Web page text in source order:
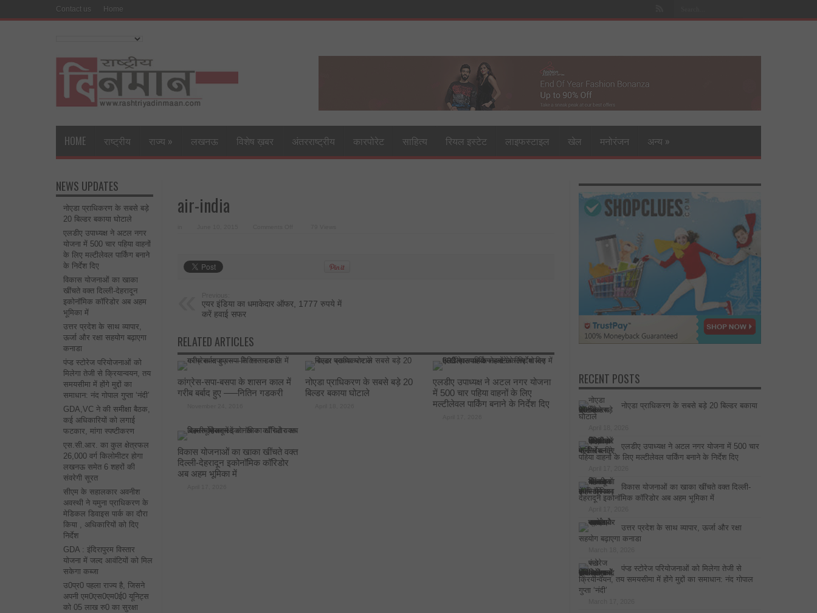
Contact us Home
HOME राष्ट्रीय राज्य » लखनऊ विशेष ख़बर अंतरराष्ट्रीय कारपोरेट साहित्य रियल इस्टेट लाइफस्टाइल खेल मनोरंजन अन्य »
air-india
एयर इंडिया का धमाकेदार ऑफर, 1777 रुपये में
करें हवाई सफर
RELATED ARTICLES
कांग्रेस-सपा-बसपा के शासन काल में
गरीब बर्बाद हुए —–नितिन गडकरी
नोएडा प्राधिकरण के सबसे बड़े 20
बिल्डर बकाया घोटाले
एलडीए उपाध्यक्ष ने अटल नगर योजना
में 500 चार पहिया वाहनों के लिए
मल्टीलेवल पार्किंग बनाने के निर्देश दिए
विकास योजनाओं का खाका खींचते वक्त
दिल्ली-देहरादून इकोनॉमिक कॉरिडोर
अब अहम भूमिका में
NEWS UPDATES
नोएडा प्राधिकरण के सबसे बड़े
20 बिल्डर बकाया घोटाले
एलडीए उपाध्यक्ष ने अटल नगर
योजना में 500 चार पहिया वाहनों
के लिए मल्टीलेवल पार्किंग बनाने
के निर्देश दिए
विकास योजनाओं का खाका
खींचते वक्त दिल्ली-देहरादून
इकोनॉमिक कॉरिडोर अब अहम
भूमिका में
उत्तर प्रदेश के साथ व्यापार,
ऊर्जा और रक्षा सहयोग बढ़ाएगा
कनाडा
पंप्ड स्टोरेज परियोजनाओं को
मिलेगा तेजी से क्रियान्वयन, तय
समयसीमा में होंगे मुद्दों का
समाधान: नंद गोपाल गुप्ता ‘नंदी’
GDA,VC ने की समीक्षा बैठक,
कई अधिकारियों को लगाई
फटकार, मांगा स्पष्टीकरण
एस.सी.आर. का कुल क्षेत्रफल
26,000 वर्ग किलोमीटर होगा
लखनऊ समेत 6 शहरों की
संवरेगी सूरत
सीएम के सहालकार अवनीश
अवस्थी ने यमुना प्राधिकरण के
मेडिकल डिवाइस पार्क का दौरा
किया , अधिकारियों को दिए
निर्देश
GDA : इंदिरापुरम विस्तार
योजना में जल्द आवंटियों को मिल
सकेगा कब्जा
उ0प्र0 पहला राज्य है, जिसने
अपनी एम0एस0एम0ई0 यूनिट्स
को 05 लाख रु0 का सुरक्षा
RECENT POSTS
नोएडा प्राधिकरण के सबसे बड़े 20 बिल्डर बकाया
घोटाले
एलडीए उपाध्यक्ष ने अटल नगर योजना में 500 चार
पहिया वाहनों के लिए मल्टीलेवल पार्किंग बनाने के निर्देश दिए
विकास योजनाओं का खाका खींचते वक्त दिल्ली-
देहरादून इकोनॉमिक कॉरिडोर अब अहम भूमिका में
उत्तर प्रदेश के साथ व्यापार, ऊर्जा और रक्षा
सहयोग बढ़ाएगा कनाडा
पंप्ड स्टोरेज परियोजनाओं को मिलेगा तेजी से
क्रियान्वयन, तय समयसीमा में होंगे मुद्दों का समाधान: नंद गोपाल
गुप्ता ‘नंदी’